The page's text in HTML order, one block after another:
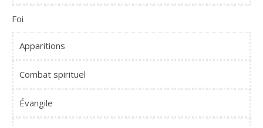
Foi
Apparitions
Combat spirituel
Évangile